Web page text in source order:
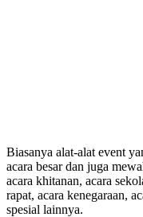
Biasanya alat-alat event
acara besar dan juga
acara khitanan, acara
rapat, acara kenegaraan,
spesial lainnya.